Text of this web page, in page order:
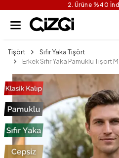
2. Ürüne %40
Tişört
Sıfır Yaka Tişört
Erkek Sıfır Yaka Pamuklu Tişört